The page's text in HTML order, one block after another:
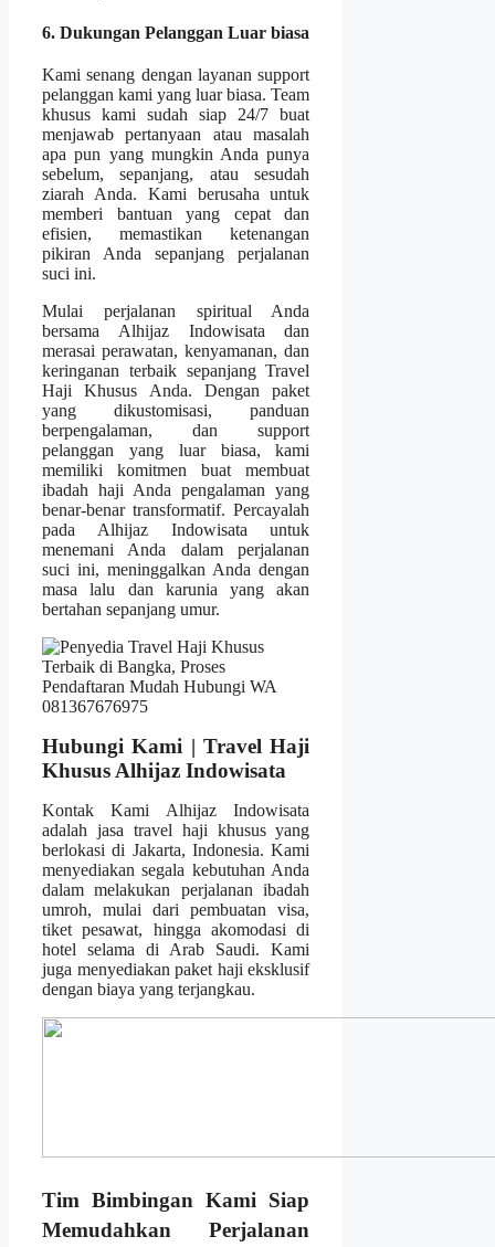
6. Dukungan Pelanggan Luar biasa
Kami senang dengan layanan support
pelanggan kami yang luar biasa. Team
khusus kami sudah siap 24/7 buat
menjawab pertanyaan atau masalah
apa pun yang mungkin Anda punya
sebelum, sepanjang, atau sesudah
ziarah Anda. Kami berusaha untuk
memberi bantuan yang cepat dan
efisien, memastikan ketenangan
pikiran Anda sepanjang perjalanan
suci ini.
Mulai perjalanan spiritual Anda
bersama Alhijaz Indowisata dan
merasai perawatan, kenyamanan, dan
keringanan terbaik sepanjang Travel
Haji Khusus Anda. Dengan paket
yang dikustomisasi, panduan
berpengalaman, dan support
pelanggan yang luar biasa, kami
memiliki komitmen buat membuat
ibadah haji Anda pengalaman yang
benar-benar transformatif. Percayalah
pada Alhijaz Indowisata untuk
menemani Anda dalam perjalanan
suci ini, meninggalkan Anda dengan
masa lalu dan karunia yang akan
bertahan sepanjang umur.
Hubungi Kami | Travel Haji
Khusus Alhijaz Indowisata
Kontak Kami Alhijaz Indowisata
adalah jasa travel haji khusus yang
berlokasi di Jakarta, Indonesia. Kami
menyediakan segala kebutuhan Anda
dalam melakukan perjalanan ibadah
umroh, mulai dari pembuatan visa,
tiket pesawat, hingga akomodasi di
hotel selama di Arab Saudi. Kami
juga menyediakan paket haji eksklusif
dengan biaya yang terjangkau.
Tim Bimbingan Kami Siap
Memudahkan Perjalanan